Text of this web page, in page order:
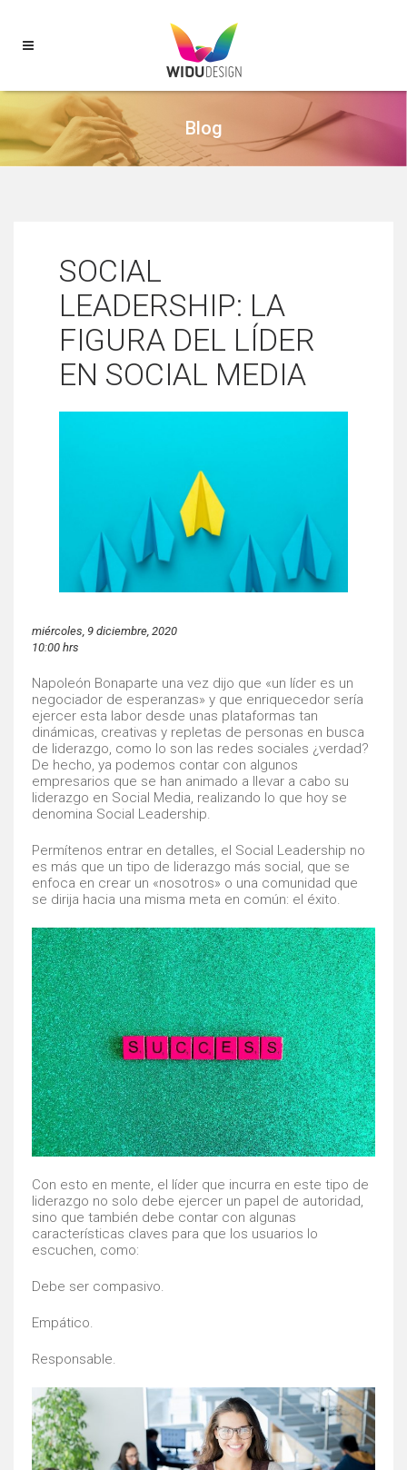
Blog
SOCIAL
LEADERSHIP: LA
FIGURA DEL LÍDER
EN SOCIAL MEDIA
miércoles, 9 diciembre, 2020
10:00 hrs
Napoleón Bonaparte una vez dijo que «un líder es un
negociador de esperanzas» y que enriquecedor sería
ejercer esta labor desde unas plataformas tan
dinámicas, creativas y repletas de personas en busca
de liderazgo, como lo son las redes sociales ¿verdad?
De hecho, ya podemos contar con algunos
empresarios que se han animado a llevar a cabo su
liderazgo en Social Media, realizando lo que hoy se
denomina Social Leadership.
Permítenos entrar en detalles, el Social Leadership no
es más que un tipo de liderazgo más social, que se
enfoca en crear un «nosotros» o una comunidad que
se dirija hacia una misma meta en común: el éxito.
Con esto en mente, el líder que incurra en este tipo de
liderazgo no solo debe ejercer un papel de autoridad,
sino que también debe contar con algunas
características claves para que los usuarios lo
escuchen, como:
Debe ser compasivo.
Empático.
Responsable.